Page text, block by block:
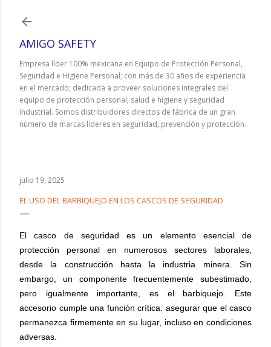
AMIGO SAFETY
Empresa líder 100% mexicana en Equipo de Protección Personal,
Seguridad e Higiene Personal; con más de 30 años de experiencia
en el mercado; dedicada a proveer soluciones integrales del
equipo de protección personal, salud e higiene y seguridad
industrial. Somos distribuidores directos de fábrica de un gran
número de marcas líderes en seguridad, prevención y protección.
julio 19, 2025
EL USO DEL BARBIQUEJO EN LOS CASCOS DE SEGURIDAD
El casco de seguridad es un elemento esencial de
protección personal en numerosos sectores laborales,
desde la construcción hasta la industria minera. Sin
embargo, un componente frecuentemente subestimado,
pero igualmente importante, es el barbiquejo. Este
accesorio cumple una función crítica: asegurar que el casco
permanezca firmemente en su lugar, incluso en condiciones
adversas.